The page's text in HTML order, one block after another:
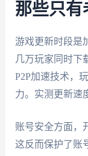
那些只有
游戏更新时段是
几万玩家同时下
P2P加速技术，
力。实测更新速
账号安全方面，
这反而保护了账